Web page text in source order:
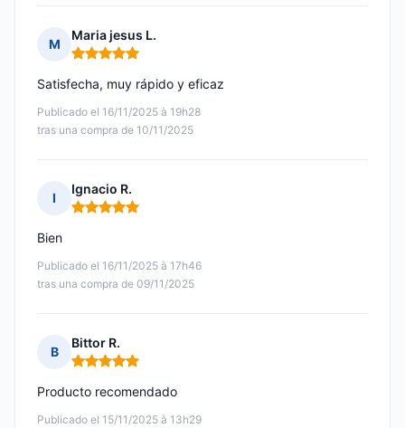
M
Maria jesus L.
Nota: 5 de 5
Publicado el 16/11/2025 à 19h28
tras una compra de 10/11/2025
Satisfecha, muy rápido y eficaz
I
Ignacio R.
Nota: 5 de 5
Publicado el 16/11/2025 à 17h46
tras una compra de 09/11/2025
Bien
B
Bittor R.
Nota: 5 de 5
Publicado el 15/11/2025 à 13h29
Producto recomendado